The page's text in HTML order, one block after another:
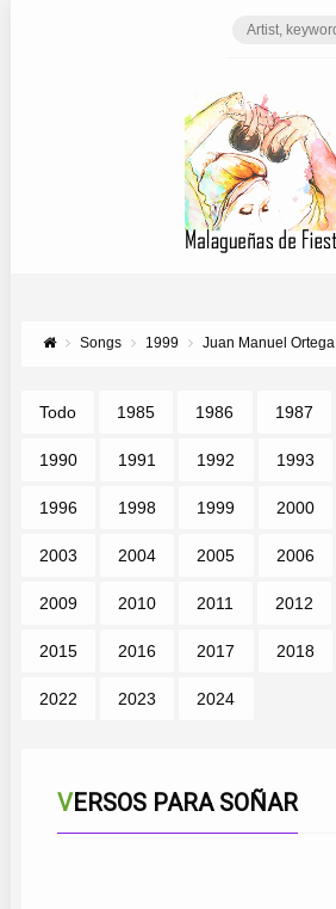
Songs 1999 Juan Manuel Ortega
Todo 1985 1986 1987
1990 1991 1992 1993
1996 1998 1999 2000
2003 2004 2005 2006
2009 2010 2011 2012
2015 2016 2017 2018
2022 2023 2024
VERSOS PARA SOÑAR